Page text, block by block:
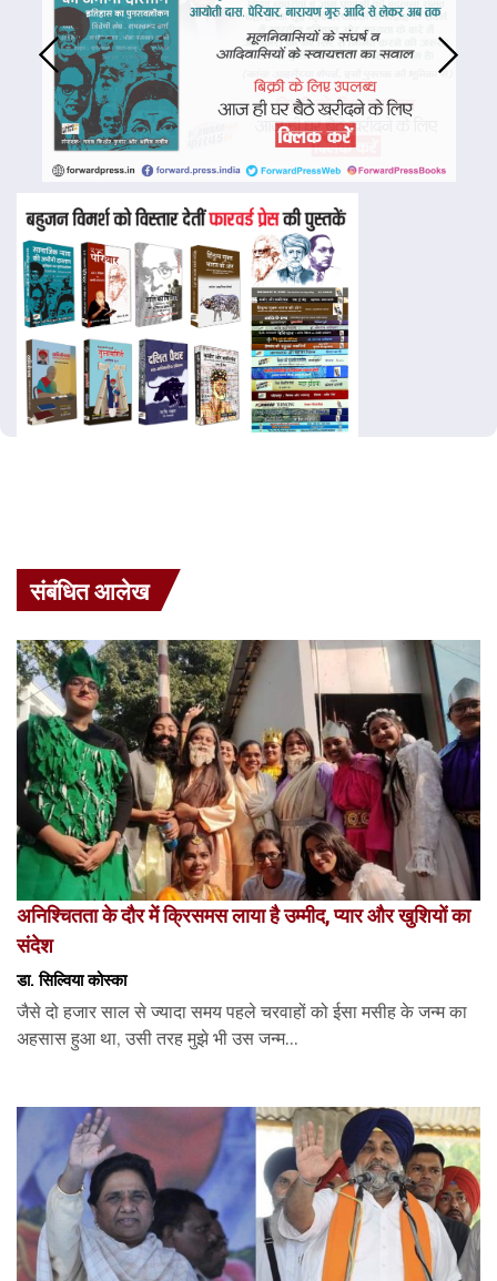
संबंधित आलेख
अनिश्चितता के दौर में क्रिसमस लाया है उम्मीद, प्यार और खुशियों का
संदेश
डा. सिल्विया कोस्का
जैसे दो हजार साल से ज्यादा समय पहले चरवाहों को ईसा मसीह के जन्म का
अहसास हुआ था, उसी तरह मुझे भी उस जन्म...